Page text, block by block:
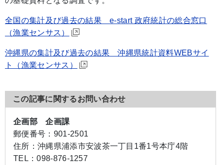
全国の集計及び過去の結果 e-start 政府統計の総合窓口
（漁業センサス）
沖縄県の集計及び過去の結果 沖縄県統計資料WEBサイ
ト（漁業センサス）
この記事に関するお問い合わせ
企画部 企画課
郵便番号： 901-2501
住所： 沖縄県浦添市安波茶一丁目1番1号本庁4階
TEL：098-876-1257